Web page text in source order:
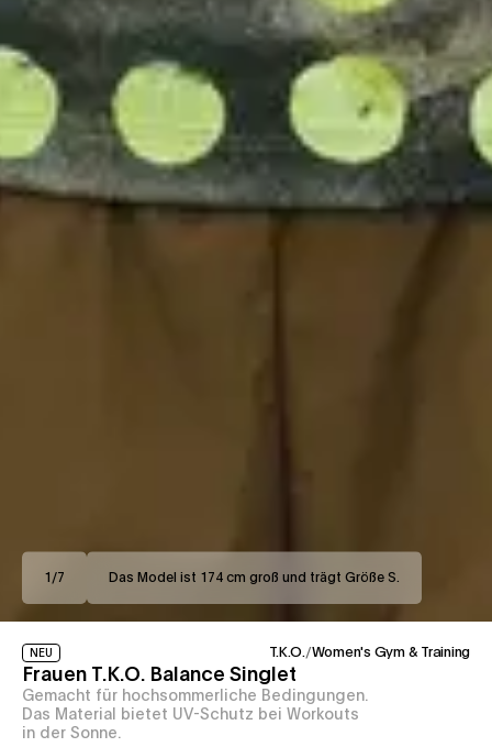
1 /7 Das Model ist 174 cm groß und trägt Größe S.
NEU T.K.O./Women's Gym & Training
Frauen T.K.O. Balance Singlet
Gemacht für hochsommerliche Bedingungen.
Das Material bietet UV-Schutz bei Workouts
in der Sonne.